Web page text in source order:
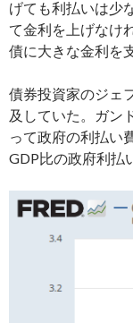
げても利払いは少
て金利を上げなけ
債に大きな金利を
債券投資家のジェ
及していた。ガン
って政府の利払い
GDP比の政府利払